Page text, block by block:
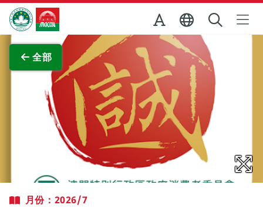
跳至主内容
澳門特別行政區政府旅遊局
全部
查看原圖
月份：2026/7